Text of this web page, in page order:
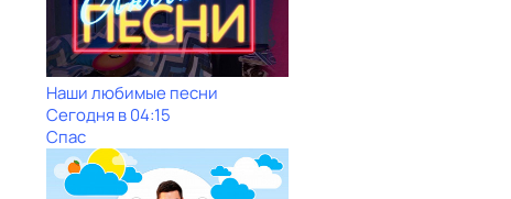
Наши любимые песни
Сегодня в 04:15
Спас